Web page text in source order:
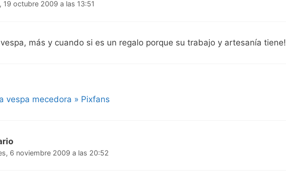
19 octubre 2009 a las 13:51
más y cuando si es un regalo porque su trabajo y artesanía tiene!
vespa mecedora » Pixfans
6 noviembre 2009 a las 20:52